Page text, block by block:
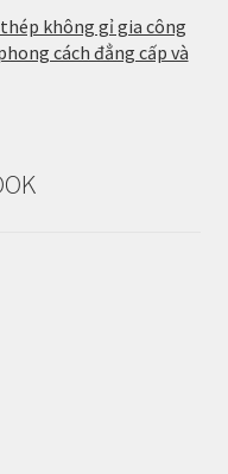
không gỉ gia công
cách đẳng cấp và